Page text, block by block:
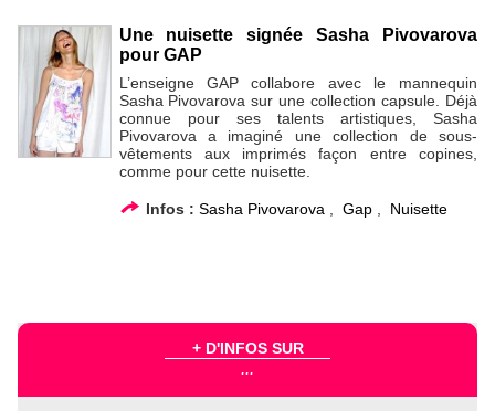
Une nuisette signée Sasha Pivovarova
pour GAP
L’enseigne GAP collabore avec le mannequin
Sasha Pivovarova sur une collection capsule. Déjà
connue pour ses talents artistiques, Sasha
Pivovarova a imaginé une collection de sous-
vêtements aux imprimés façon entre copines,
comme pour cette nuisette.
Infos : Sasha Pivovarova, Gap, Nuisette
+ D'INFOS SUR
...